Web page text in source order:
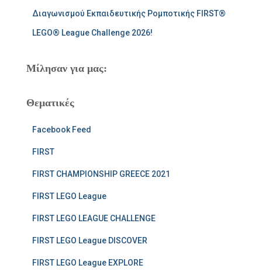
Διαγωνισμού Εκπαιδευτικής Ρομποτικής FIRST®
LEGO® League Challenge 2026!
Μίλησαν για μας:
Θεματικές
Facebook Feed
FIRST
FIRST CHAMPIONSHIP GREECE 2021
FIRST LEGO League
FIRST LEGO LEAGUE CHALLENGE
FIRST LEGO League DISCOVER
FIRST LEGO League EXPLORE